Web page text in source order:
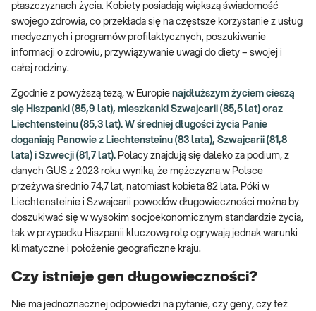
płaszczyznach życia. Kobiety posiadają większą świadomość
swojego zdrowia, co przekłada się na częstsze korzystanie z usług
medycznych i programów profilaktycznych, poszukiwanie
informacji o zdrowiu, przywiązywanie uwagi do diety – swojej i
całej rodziny.
Zgodnie z powyższą tezą, w Europie najdłuższym życiem cieszą
się Hiszpanki (85,9 lat), mieszkanki Szwajcarii (85,5 lat) oraz
Liechtensteinu (85,3 lat). W średniej długości życia Panie
doganiają Panowie z Liechtensteinu (83 lata), Szwajcarii (81,8
lata) i Szwecji (81,7 lat). Polacy znajdują się daleko za podium, z
danych GUS z 2023 roku wynika, że mężczyzna w Polsce
przeżywa średnio 74,7 lat, natomiast kobieta 82 lata. Póki w
Liechtensteinie i Szwajcarii powodów długowieczności można by
doszukiwać się w wysokim socjoekonomicznym standardzie życia,
tak w przypadku Hiszpanii kluczową rolę ogrywają jednak warunki
klimatyczne i położenie geograficzne kraju.
Czy istnieje gen długowieczności?
Nie ma jednoznacznej odpowiedzi na pytanie, czy geny, czy też